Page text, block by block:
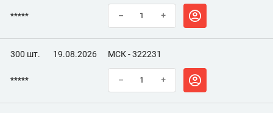
***** – +
300 шт. 19.08.2026 МСК - 322231
***** – +